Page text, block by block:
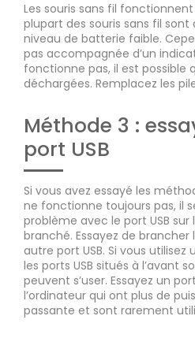
Les souris sans fil
plupart des souris sans fil sont
niveau de batterie faible.
pas accompagnée d’un
fonctionne pas, il est possible
déchargées. Remplacez les
Méthode 3 :
port USB
Si vous avez essayé les
ne fonctionne toujours pas, il
problème avec le port USB
branché. Essayez de
autre port USB. Si vous
les ports USB situés à l’avant
peuvent s’user. Essayez un
l’ordinateur qui ont plus de
passante et sont rarement